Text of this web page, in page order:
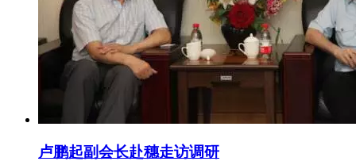
卢鹏起副会长赴穗走访调研